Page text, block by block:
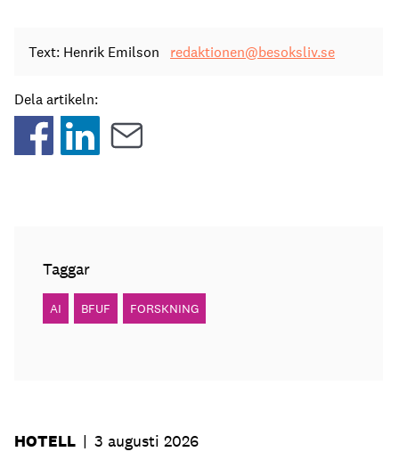
Text: Henrik Emilson redaktionen@besoksliv.se
Dela artikeln:
Taggar
AI BFUF FORSKNING
HOTELL | 3 augusti 2026